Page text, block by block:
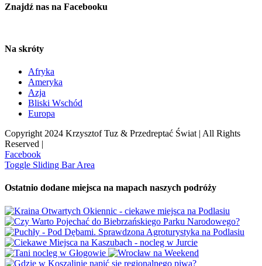
Znajdź nas na Facebooku
Na skróty
Afryka
Ameryka
Azja
Bliski Wschód
Europa
Copyright 2024 Krzysztof Tuz & Przedreptać Świat | All Rights
Reserved |
Facebook
Toggle Sliding Bar Area
Ostatnio dodane miejsca na mapach naszych podróży